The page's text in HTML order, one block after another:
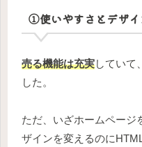
①使いやすさとデザ
売る機能は充実していて
した。
ただ、いざホームページ
ザインを変えるのに